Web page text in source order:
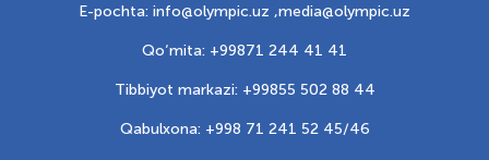
E-pochta: info@olympic.uz ,media@olympic.uz
Qo‘mita: +99871 244 41 41
Tibbiyot markazi: +99855 502 88 44
Qabulxona: +998 71 241 52 45/46